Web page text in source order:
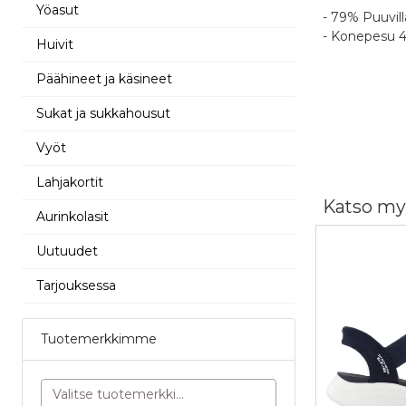
Yöasut
Huivit
Päähineet ja käsineet
Sukat ja sukkahousut
Vyöt
Lahjakortit
Aurinkolasit
Uutuudet
Tarjouksessa
Tuotemerkkimme
- 79%
- Konepesu
Oletko
jonka
yhteydessä.
Katso